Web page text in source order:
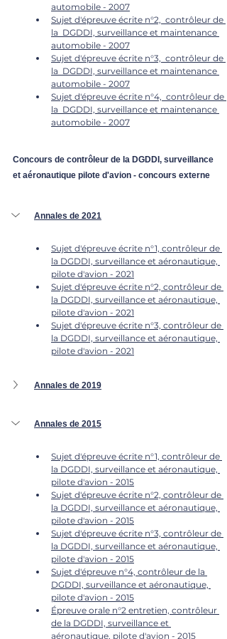
automobile - 2007
Sujet d'épreuve écrite n°2,  contrôleur de
la  DGDDI, surveillance et maintenance
automobile - 2007
Sujet d'épreuve écrite n°3,  contrôleur de
la  DGDDI, surveillance et maintenance
automobile - 2007
Sujet d'épreuve écrite n°4,  contrôleur de
la  DGDDI, surveillance et maintenance
automobile - 2007
Concours de contrôleur de la DGDDI, surveillance
et aéronautique pilote d'avion - concours externe
Annales de 2021
Sujet d'épreuve écrite n°1, contrôleur de
la DGDDI, surveillance et aéronautique,
pilote d'avion - 2021
Sujet d'épreuve écrite n°2, contrôleur de
la DGDDI, surveillance et aéronautique,
pilote d'avion - 2021
Sujet d'épreuve écrite n°3, contrôleur de
la DGDDI, surveillance et aéronautique,
pilote d'avion - 2021
Annales de 2019
Annales de 2015
Sujet d'épreuve écrite n°1, contrôleur de
la DGDDI, surveillance et aéronautique,
pilote d'avion - 2015
Sujet d'épreuve écrite n°2, contrôleur de
la DGDDI, surveillance et aéronautique,
pilote d'avion - 2015
Sujet d'épreuve écrite n°3, contrôleur de
la DGDDI, surveillance et aéronautique,
pilote d'avion - 2015
Sujet d'épreuve n°4, contrôleur de la
DGDDI, surveillance et aéronautique,
pilote d'avion - 2015
Épreuve orale n°2 entretien, contrôleur
de la DGDDI, surveillance et
aéronautique, pilote d'avion - 2015